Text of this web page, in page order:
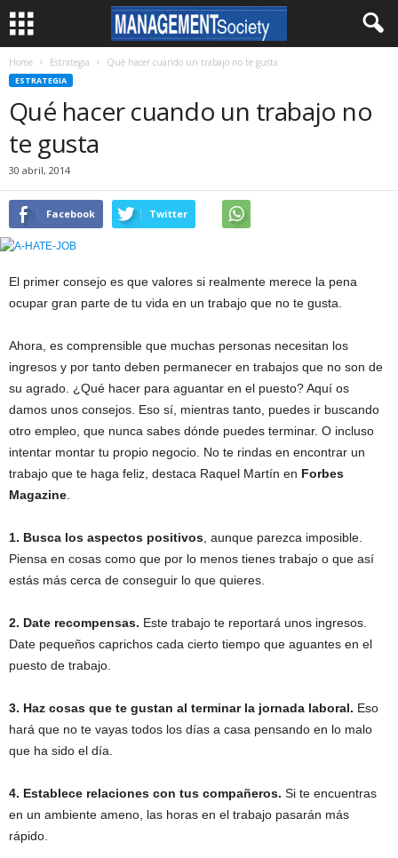
Home Estrategia Qué hacer cuando un trabajo no te gusta
ESTRATEGIA
Qué hacer cuando un trabajo no
te gusta
30 abril, 2014
Facebook Twitter
El primer consejo es que valores si realmente merece la pena
ocupar gran parte de tu vida en un trabajo que no te gusta.
Ahora, es comprensible que muchas personas necesitan los
ingresos y por tanto deben permanecer en trabajos que no son de
su agrado. ¿Qué hacer para aguantar en el puesto? Aquí os
damos unos consejos. Eso sí, mientras tanto, puedes ir buscando
otro empleo, que nunca sabes dónde puedes terminar. O incluso
intentar montar tu propio negocio. No te rindas en encontrar un
trabajo que te haga feliz, destaca Raquel Martín en Forbes
Magazine
1. Busca los aspectos positivos , aunque parezca imposible.
Piensa en cosas como que por lo menos tienes trabajo o que así
estás más cerca de conseguir lo que quieres.
2. Date recompensas. Este trabajo te reportará unos ingresos.
Date pequeños caprichos cada cierto tiempo que aguantes en el
puesto de trabajo.
3. Haz cosas que te gustan al terminar la jornada laboral. Eso
hará que no te vayas todos los días a casa pensando en lo malo
que ha sido el día.
4. Establece relaciones con tus compañeros. Si te encuentras
en un ambiente ameno, las horas en el trabajo pasarán más
rápido.